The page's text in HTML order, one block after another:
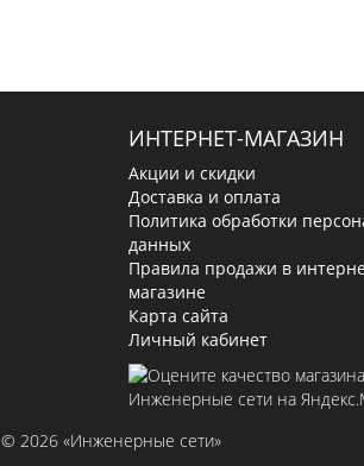
ИНТЕРНЕТ-МАГАЗИН
Акции и скидки
Доставка и оплата
Политика обработки
данных
Правила продажи в
магазине
Карта сайта
Личный кабинет
© 2026 «Инженерные сети»